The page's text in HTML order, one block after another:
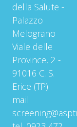
della Salute -
Palazzo
Melograno
Viale delle
Province, 2 -
91016 C. S.
Erice (TP)
mail: